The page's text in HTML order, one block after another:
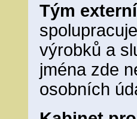
Tým
výrobků a
jména zde
osobních